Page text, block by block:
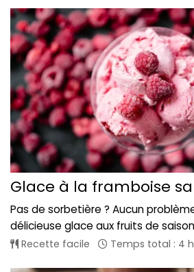
Glace à la framboise
Pas de sorbetière ? Aucun
délicieuse glace aux fruits de
Recette facile Temps total : 4